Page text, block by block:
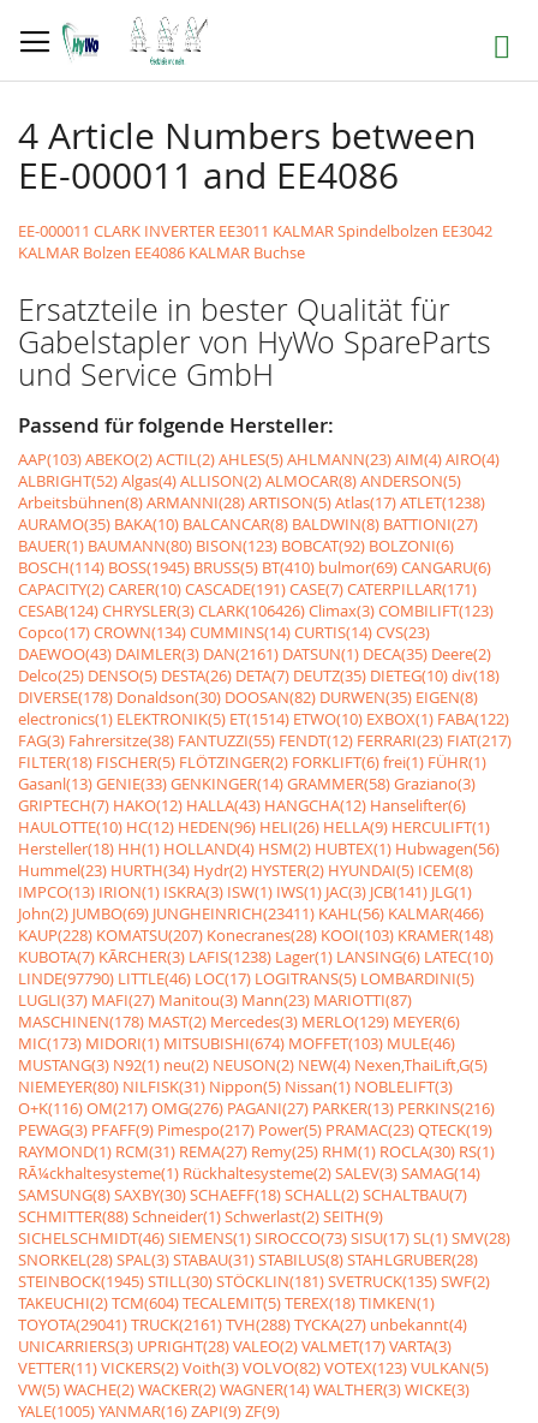
zum
Inhalt
Suche
4 Article Numbers between
EE-000011 and EE4086
EE-000011 CLARK INVERTER EE3011 KALMAR Spindelbolzen EE3042
KALMAR Bolzen EE4086 KALMAR Buchse
Ersatzteile in bester Qualität für
Gabelstapler von HyWo SpareParts
und Service GmbH
Passend für folgende Hersteller:
AAP(103)ABEKO(2)ACTIL(2)AHLES(5)AHLMANN(23)AIM(4)AIRO(4)
ALBRIGHT(52)Algas(4)ALLISON(2)ALMOCAR(8)ANDERSON(5)
Arbeitsbühnen(8)ARMANNI(28)ARTISON(5)Atlas(17)ATLET(1238)
AURAMO(35) BAKA(10) BALCANCAR(8) BALDWIN(8) BATTIONI(27)
BAUER(1) BAUMANN(80) BISON(123) BOBCAT(92) BOLZONI(6)
BOSCH(114) BOSS(1945) BRUSS(5) BT(410) bulmor(69)CANGARU(6)
CAPACITY(2)CARER(10)CASCADE(191)CASE(7)CATERPILLAR(171)
CESAB(124)CHRYSLER(3)CLARK(106426)Climax(3)COMBILIFT(123)
Copco(17)CROWN(134)CUMMINS(14)CURTIS(14)CVS(23)
DAEWOO(43) DAIMLER(3) DAN(2161) DATSUN(1) DECA(35) Deere(2)
Delco(25) DENSO(5) DESTA(26) DETA(7) DEUTZ(35) DIETEG(10)div(18)
DIVERSE(178) Donaldson(30) DOOSAN(82) DURWEN(35) EIGEN(8)
electronics(1) ELEKTRONIK(5) ET(1514) ETWO(10) EXBOX(1) FABA(122)
FAG(3) Fahrersitze(38) FANTUZZI(55) FENDT(12) FERRARI(23) FIAT(217)
FILTER(18) FISCHER(5) FLÖTZINGER(2) FORKLIFT(6)frei(1) FÜHR(1)
Gasanl(13)GENIE(33)GENKINGER(14)GRAMMER(58)Graziano(3)
GRIPTECH(7) HAKO(12) HALLA(43) HANGCHA(12) Hanselifter(6)
HAULOTTE(10) HC(12) HEDEN(96) HELI(26) HELLA(9) HERCULIFT(1)
Hersteller(18) HH(1) HOLLAND(4) HSM(2) HUBTEX(1) Hubwagen(56)
Hummel(23) HURTH(34) Hydr(2) HYSTER(2) HYUNDAI(5) ICEM(8)
IMPCO(13) IRION(1) ISKRA(3) ISW(1) IWS(1) JAC(3) JCB(141) JLG(1)
John(2) JUMBO(69) JUNGHEINRICH(23411) KAHL(56) KALMAR(466)
KAUP(228) KOMATSU(207) Konecranes(28) KOOI(103) KRAMER(148)
KUBOTA(7) KÃRCHER(3) LAFIS(1238) Lager(1) LANSING(6) LATEC(10)
LINDE(97790) LITTLE(46) LOC(17) LOGITRANS(5) LOMBARDINI(5)
LUGLI(37) MAFI(27) Manitou(3) Mann(23) MARIOTTI(87)
MASCHINEN(178) MAST(2) Mercedes(3) MERLO(129) MEYER(6)
MIC(173) MIDORI(1) MITSUBISHI(674) MOFFET(103) MULE(46)
MUSTANG(3) N92(1) neu(2) NEUSON(2) NEW(4) Nexen,ThaiLift,G(5)
NIEMEYER(80) NILFISK(31) Nippon(5) Nissan(1) NOBLELIFT(3)
O+K(116)OM(217)OMG(276) PAGANI(27) PARKER(13) PERKINS(216)
PEWAG(3) PFAFF(9) Pimespo(217) Power(5) PRAMAC(23)QTECK(19)
RAYMOND(1) RCM(31) REMA(27) Remy(25) RHM(1) ROCLA(30) RS(1)
RÃ¼ckhaltesysteme(1) Rückhaltesysteme(2)SALEV(3)SAMAG(14)
SAMSUNG(8)SAXBY(30)SCHAEFF(18)SCHALL(2)SCHALTBAU(7)
SCHMITTER(88)Schneider(1)Schwerlast(2)SEITH(9)
SICHELSCHMIDT(46)SIEMENS(1)SIROCCO(73)SISU(17)SL(1)SMV(28)
SNORKEL(28)SPAL(3)STABAU(31)STABILUS(8)STAHLGRUBER(28)
STEINBOCK(1945)STILL(30)STÖCKLIN(181)SVETRUCK(135)SWF(2)
TAKEUCHI(2)TCM(604)TECALEMIT(5)TEREX(18)TIMKEN(1)
TOYOTA(29041)TRUCK(2161)TVH(288)TYCKA(27) unbekannt(4)
UNICARRIERS(3) UPRIGHT(28)VALEO(2)VALMET(17)VARTA(3)
VETTER(11)VICKERS(2)Voith(3)VOLVO(82)VOTEX(123)VULKAN(5)
VW(5)WACHE(2)WACKER(2)WAGNER(14)WALTHER(3)WICKE(3)
YALE(1005)YANMAR(16)ZAPI(9)ZF(9)